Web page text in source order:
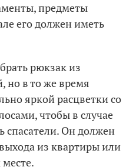
предметы
его должен иметь
рюкзак из
но в то же время
яркой расцветки со
чтобы в случае
спасатели. Он должен
из квартиры или